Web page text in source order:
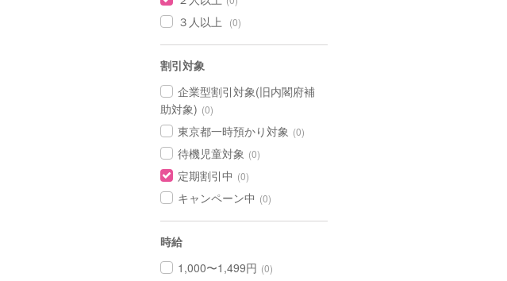
３人以上 (0)
割引対象
企業型割引対象(旧内閣府補
助対象) (0)
東京都一時預かり対象 (0)
待機児童対象 (0)
定期割引中 (0)
キャンペーン中 (0)
時給
1,000〜1,499円 (0)